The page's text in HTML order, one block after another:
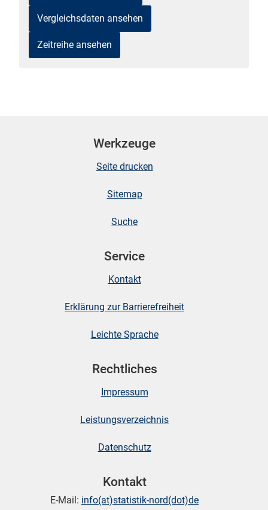
Vergleichsdaten ansehen
Zeitreihe ansehen
Werkzeuge
Seite drucken
Sitemap
Suche
Service
Kontakt
Erklärung zur Barrierefreiheit
Leichte Sprache
Rechtliches
Impressum
Leistungsverzeichnis
Datenschutz
Kontakt
E-Mail: info(at)statistik-nord(dot)de